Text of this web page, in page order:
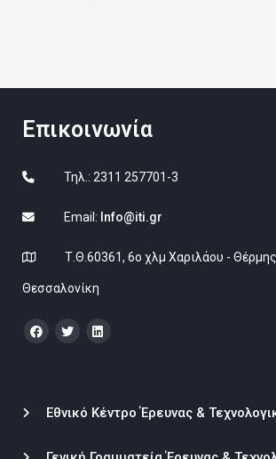
Επικοινωνία
Τηλ.: 2311 257701-3
Email: Info@iti.gr
Τ.Θ.60361, 6ο χλμ Χαριλάου -
Θεσσαλονίκη
Εθνικό Κέντρο Έρευνας &